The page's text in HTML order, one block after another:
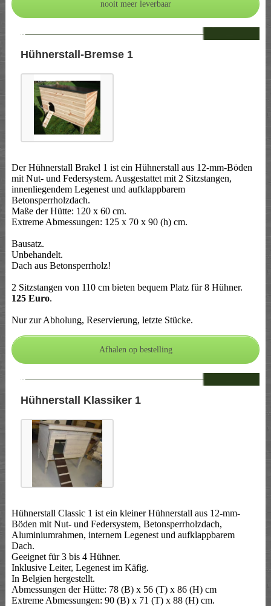
--
Hühnerstall-Bremse 1
Der Hühnerstall Brakel 1 ist ein Hühnerstall aus 12-mm-Böden
mit Nut- und Federsystem. Ausgestattet mit 2 Sitzstangen,
innenliegendem Legenest und aufklappbarem
Betonsperrholzdach.
Maße der Hütte: 120 x 60 cm.
Extreme Abmessungen: 125 x 70 x 90 (h) cm.
Bausatz.
Unbehandelt.
Dach aus Betonsperrholz!
2 Sitzstangen von 110 cm bieten bequem Platz für 8 Hühner.
125 Euro.
Nur zur Abholung, Reservierung, letzte Stücke.
--
Hühnerstall Klassiker 1
Hühnerstall Classic 1 ist ein kleiner Hühnerstall aus 12-mm-
Böden mit Nut- und Federsystem, Betonsperrholzdach,
Aluminiumrahmen, internem Legenest und aufklappbarem
Dach.
Geeignet für 3 bis 4 Hühner.
Inklusive Leiter, Legenest im Käfig.
In Belgien hergestellt.
Abmessungen der Hütte: 78 (B) x 56 (T) x 86 (H) cm
Extreme Abmessungen: 90 (B) x 71 (T) x 88 (H) cm.